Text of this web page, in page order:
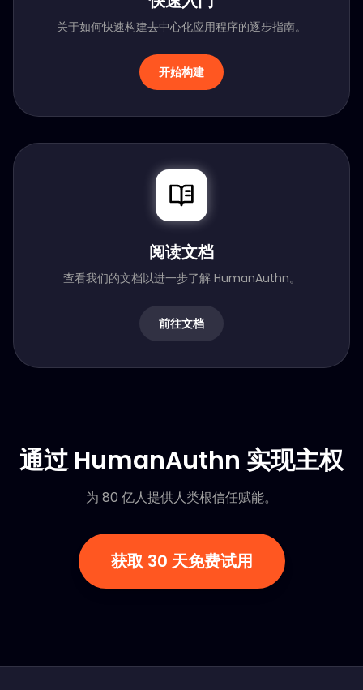
关于如何快速构建去中心化应用程序的逐步指南。
开始构建
阅读文档
查看我们的文档以进一步了解 HumanAuthn。
前往文档
通过 HumanAuthn 实现主权
为 80 亿人提供人类根信任赋能。
获取 30 天免费试用